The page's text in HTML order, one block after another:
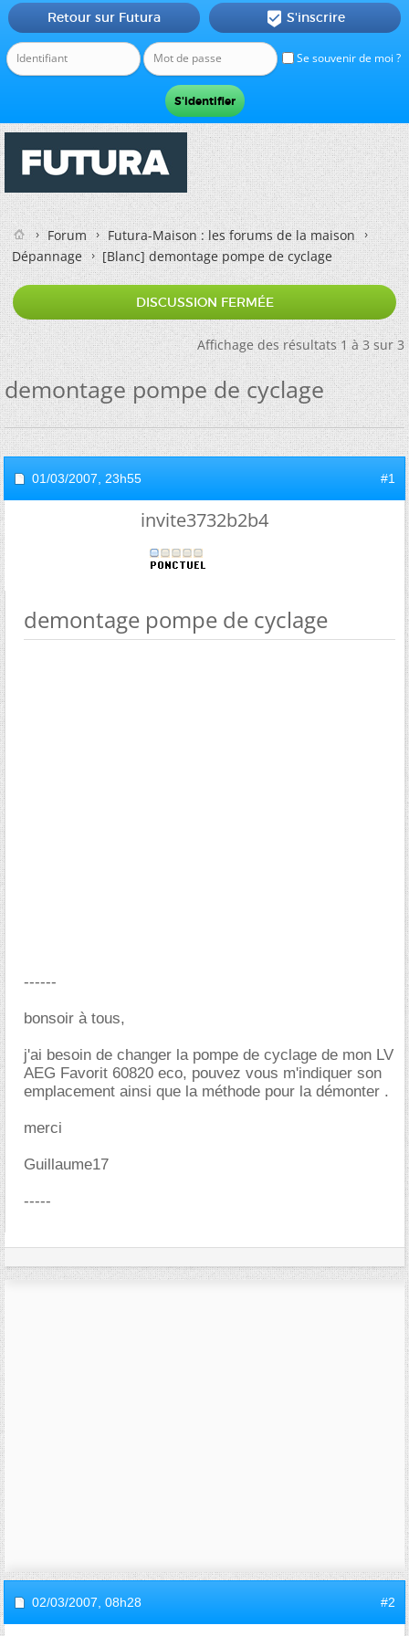
Se souvenir de moi ?
Retour sur Futura  S'inscrire
Forum
Futura-Maison : les forums de la maison
Dépannage
[Blanc]demontage pompe de cyclage
DISCUSSION FERMÉE
Affichage des résultats 1 à 3 sur 3
demontage pompe de cyclage
01/03/2007, 23h55 #1
invite3732b2b4
demontage pompe de cyclage
------
bonsoir à tous,
j'ai besoin de changer la pompe de cyclage de mon LV
AEG Favorit 60820 eco, pouvez vous m'indiquer son
emplacement ainsi que la méthode pour la démonter .
merci
Guillaume17
-----
02/03/2007, 08h28 #2